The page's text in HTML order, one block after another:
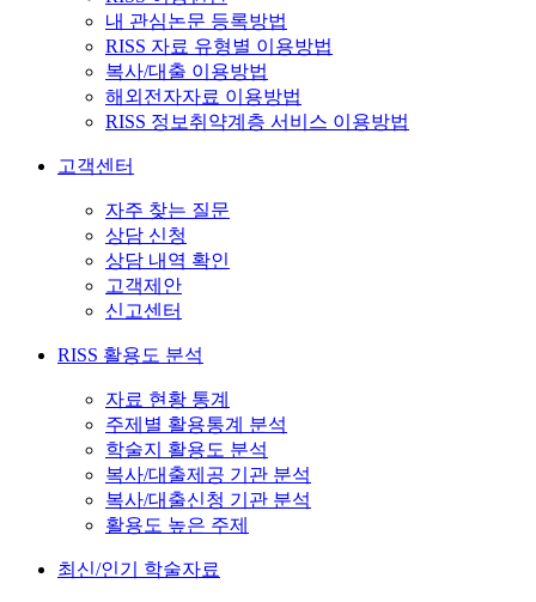
내 관심논문 등록방법
RISS 자료 유형별 이용방법
복사/대출 이용방법
해외전자자료 이용방법
RISS 정보취약계층 서비스 이용방법
고객센터
자주 찾는 질문
상담 신청
상담 내역 확인
고객제안
신고센터
RISS 활용도 분석
자료 현황 통계
주제별 활용통계 분석
학술지 활용도 분석
복사/대출제공 기관 분석
복사/대출신청 기관 분석
활용도 높은 주제
최신/인기 학술자료